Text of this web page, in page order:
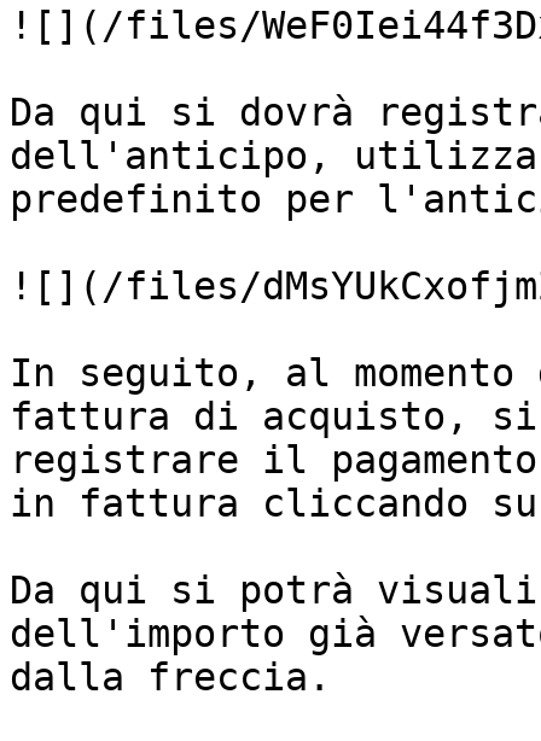
![](/files/
Da qui si dovrà
dell'anticipo,
predefinito per
![](/files/
In seguito, al
fattura di acquisto, si
registrare il
in fattura cliccando
Da qui si potrà
dell'importo già
dalla freccia.